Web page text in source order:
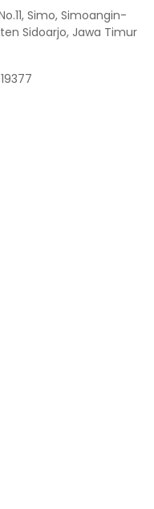
Simo, Simoangin-
Sidoarjo, Jawa Timur